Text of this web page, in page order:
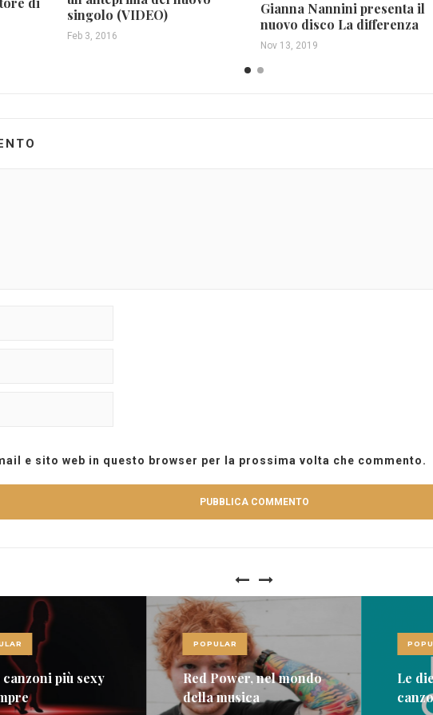
singolo (VIDEO)
Feb 3, 2016
Gianna Nannini presenta il
nuovo disco La differenza
Nov 13, 2019
e sito web in questo browser per la prossima volta che commento.
canzoni più sexy
POPULAR
Red Power, nel mondo
della musica
Le